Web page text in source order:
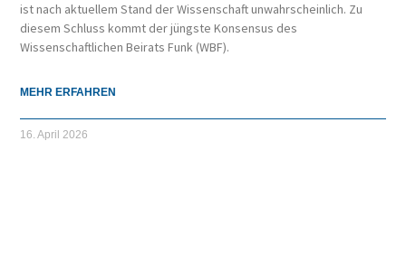
ist nach aktuellem Stand der Wissenschaft unwahrscheinlich. Zu
diesem Schluss kommt der jüngste Konsensus des
Wissenschaftlichen Beirats Funk (WBF).
MEHR ERFAHREN
16. April 2026